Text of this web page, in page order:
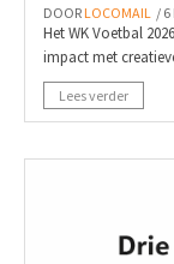
DOOR LOCOMAIL / 6
Het WK Voetbal
impact met
Lees verder